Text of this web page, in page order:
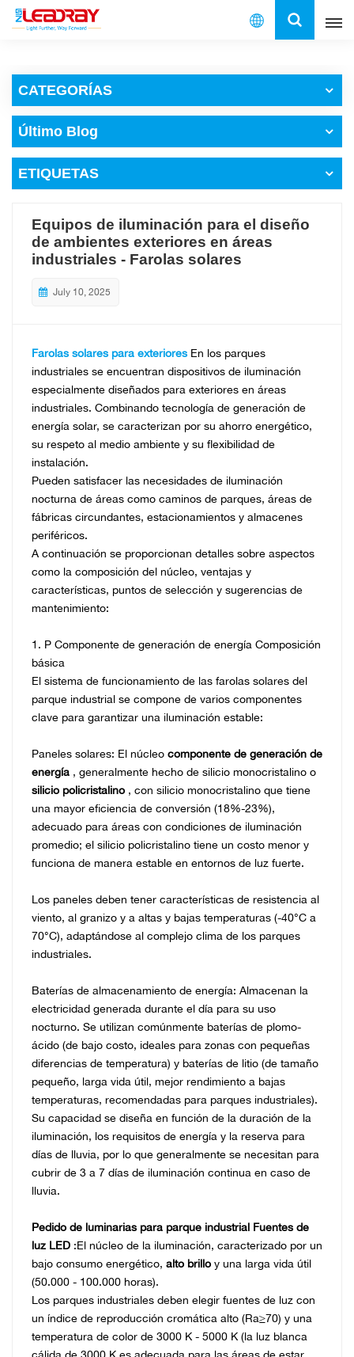
Español
中文
CATEGORÍAS
Último Blog
ETIQUETAS
Equipos de iluminación para el diseño
de ambientes exteriores en áreas
industriales - Farolas solares
July 10, 2025
Farolas solares para exteriores En los parques
industriales se encuentran dispositivos de iluminación
especialmente diseñados para exteriores en áreas
industriales. Combinando tecnología de generación de
energía solar, se caracterizan por su ahorro energético,
su respeto al medio ambiente y su flexibilidad de
instalación.
Pueden satisfacer las necesidades de iluminación
nocturna de áreas como caminos de parques, áreas de
fábricas circundantes, estacionamientos y almacenes
periféricos.
A continuación se proporcionan detalles sobre aspectos
como la composición del núcleo, ventajas y
características, puntos de selección y sugerencias de
mantenimiento:
1. P Componente de generación de energía Composición
básica
El sistema de funcionamiento de las farolas solares del
parque industrial se compone de varios componentes
clave para garantizar una iluminación estable:
Paneles solares: El núcleo componente de generación de
energía , generalmente hecho de silicio monocristalino o
silicio policristalino , con silicio monocristalino que tiene
una mayor eficiencia de conversión (18%-23%),
adecuado para áreas con condiciones de iluminación
promedio; el silicio policristalino tiene un costo menor y
funciona de manera estable en entornos de luz fuerte.
Los paneles deben tener características de resistencia al
viento, al granizo y a altas y bajas temperaturas (-40°C a
70°C), adaptándose al complejo clima de los parques
industriales.
Baterías de almacenamiento de energía: Almacenan la
electricidad generada durante el día para su uso
nocturno. Se utilizan comúnmente baterías de plomo-
ácido (de bajo costo, ideales para zonas con pequeñas
diferencias de temperatura) y baterías de litio (de tamaño
pequeño, larga vida útil, mejor rendimiento a bajas
temperaturas, recomendadas para parques industriales).
Su capacidad se diseña en función de la duración de la
iluminación, los requisitos de energía y la reserva para
días de lluvia, por lo que generalmente se necesitan para
cubrir de 3 a 7 días de iluminación continua en caso de
lluvia.
Pedido de luminarias para parque industrial Fuentes de
luz LED :El núcleo de la iluminación, caracterizado por un
bajo consumo energético, alto brillo y una larga vida útil
(50.000 - 100.000 horas).
Los parques industriales deben elegir fuentes de luz con
un índice de reproducción cromática alto (Ra≥70) y una
temperatura de color de 3000 K - 5000 K (la luz blanca
cálida de 3000 K es adecuada para las áreas de estar